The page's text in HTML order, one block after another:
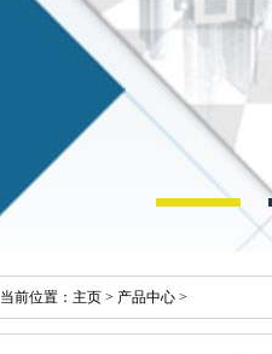
当前位置： 主页 > 产品中心 >